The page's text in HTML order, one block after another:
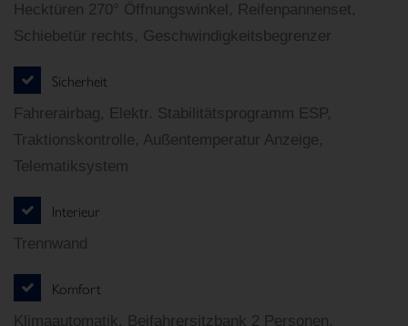
Hecktüren 270° Öffnungswinkel, Reifenpannenset,
Schiebetür rechts, Geschwindigkeitsbegrenzer
Sicherheit
Fahrerairbag, Elektr. Stabilitätsprogramm ESP,
Traktionskontrolle, Außentemperatur Anzeige,
Telematiksystem
Interieur
Trennwand
Komfort
Klimaautomatik, Beifahrersitzbank 2 Personen,